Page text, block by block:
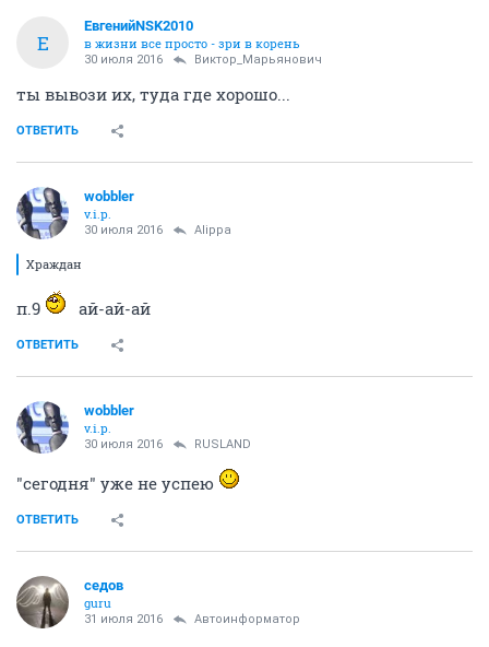
Е
ЕвгенийNSK2010
в жизни все просто - зри в корень
30 июля 2016 Виктор_Марьянович
ты вывози их, туда где хорошо...
ОТВЕТИТЬ
wobbler
v.i.p.
30 июля 2016 Alippa
Храждан
п.9 ай-ай-ай
ОТВЕТИТЬ
wobbler
v.i.p.
30 июля 2016 RUSLAND
"сегодня" уже не успею
ОТВЕТИТЬ
седов
guru
31 июля 2016 Автоинформатор